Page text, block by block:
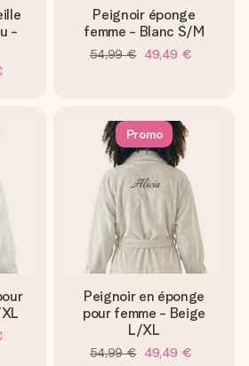
-
Peignoir éponge
femme - Blanc S/M
54,99 € 49,49 €
Promo
Peignoir en éponge
pour femme - Beige
L/XL
54,99 € 49,49 €